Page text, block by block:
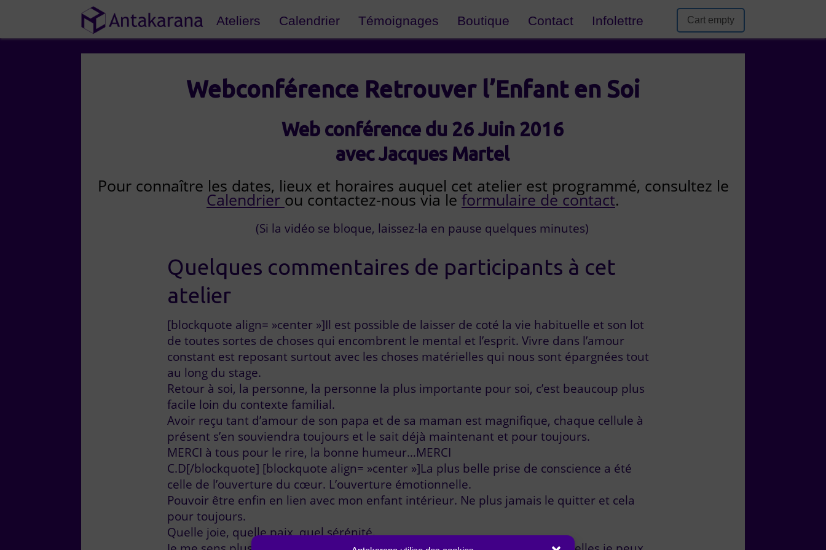
Ateliers Calendrier Témoignages Boutique Contact Infolettre Cart empty
Webconférence Retrouver l’Enfant en Soi
Web conférence du 26 Juin 2016
avec Jacques Martel
Pour connaître les dates, lieux et horaires auquel cet atelier est programmé, consultez le
Calendrier ou contactez-nous via le formulaire de contact.
(Si la vidéo se bloque, laissez-la en pause quelques minutes)
Quelques commentaires de participants à cet
atelier
[blockquote align= »center »]Il est possible de laisser de coté la vie habituelle et son lot
de toutes sortes de choses qui encombrent le mental et l’esprit. Vivre dans l’amour
constant est reposant surtout avec les choses matérielles qui nous sont épargnées tout
au long du stage.
Retour à soi, la personne, la personne la plus importante pour soi, c’est beaucoup plus
facile loin du contexte familial.
Avoir reçu tant d’amour de son papa et de sa maman est magnifique, chaque cellule à
présent s’en souviendra toujours et le sait déjà maintenant et pour toujours.
MERCI à tous pour le rire, la bonne humeur…MERCI
C.D[/blockquote] [blockquote align= »center »]La plus belle prise de conscience a été
celle de l’ouverture du cœur. L’ouverture émotionnelle.
Pouvoir être enfin en lien avec mon enfant intérieur. Ne plus jamais le quitter et cela
pour toujours.
Quelle joie, quelle paix, quel sérénité.